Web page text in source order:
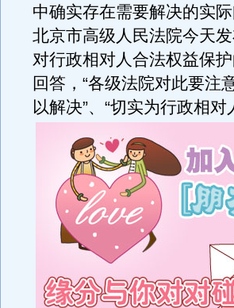
中确实存在需要解决的实
北京市高级人民法院今天
对行政相对人合法权益保
回答，“各级法院对此要注
以解决”、“切实为行政相